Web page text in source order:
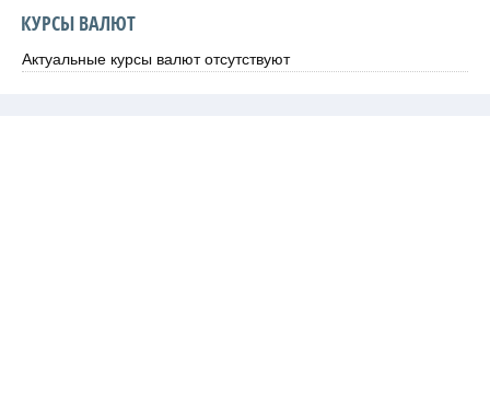
КУРСЫ ВАЛЮТ
Актуальные курсы валют отсутствуют